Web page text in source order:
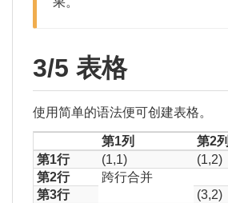
3/5 表格
使用简单的语法便可创建表格。
第1列 第2列
第1行
(1,1) (1,2)
第2行
跨行合并
第3行
(3,2)